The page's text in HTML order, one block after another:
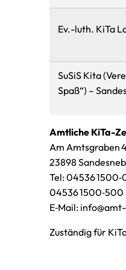
Ev.-luth. KiTa
SuSiS Kita
Spaß“) –
Amtliche KiTa-
Am Amtsgraben 4
23898
Tel: 04536
04536 1500‑500
E‑Mail:
Zuständig für